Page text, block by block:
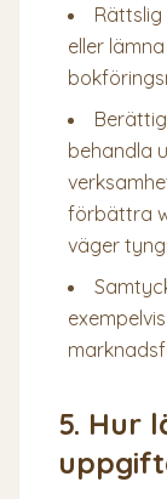
eller
behandla
förbättra
väger
5. Hur